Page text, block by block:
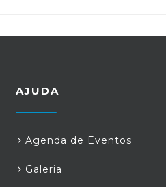
AJUDA
Agenda de Eventos
Galeria